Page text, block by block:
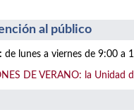
al público
de lunes a viernes de 9:00 a
DE VERANO: la Unidad